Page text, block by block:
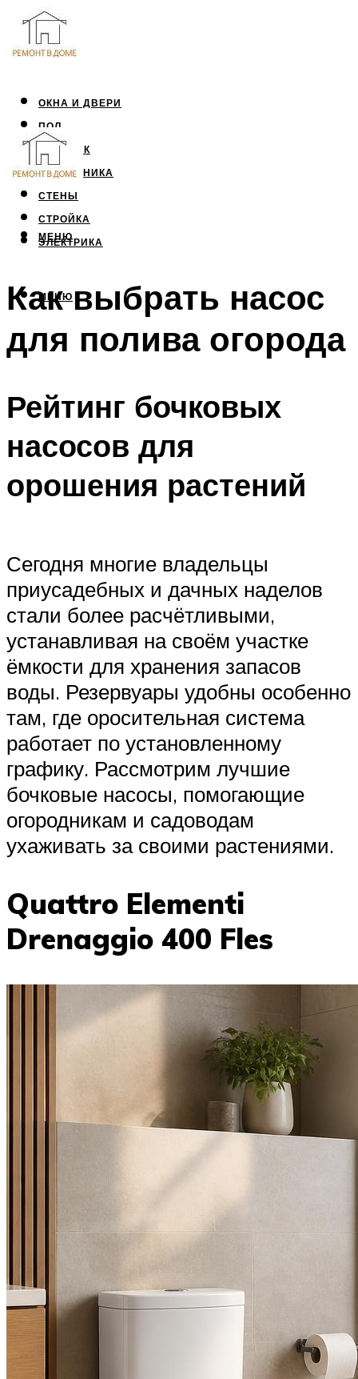
ОКНА И ДВЕРИ
ПОЛ
ПОТОЛОК
САНТЕХНИКА
СТЕНЫ
СТРОЙКА
ЭЛЕКТРИКА
МЕНЮ
МЕНЮ
Как выбрать насос
для полива огорода
Рейтинг бочковых
насосов для
орошения растений
Сегодня многие владельцы
приусадебных и дачных наделов
стали более расчётливыми,
устанавливая на своём участке
ёмкости для хранения запасов
воды. Резервуары удобны особенно
там, где оросительная система
работает по установленному
графику. Рассмотрим лучшие
бочковые насосы, помогающие
огородникам и садоводам
ухаживать за своими растениями.
Quattro Elementi
Drenaggio 400 Fles